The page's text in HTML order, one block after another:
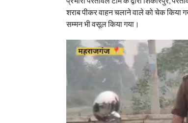
शराब पीकर वाहन चलाने वाले को चेक किया
सम्मन भी वसूल किया गया।